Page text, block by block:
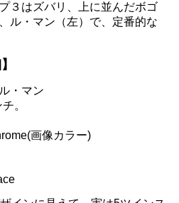
３はズバリ、上に並んだボゴ
ル・マン（左）で、定番的な
・マン
。
画像カラー)